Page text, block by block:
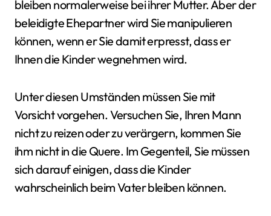
bleiben normalerweise bei ihrer Mutter. Aber der
beleidigte Ehepartner wird Sie manipulieren
können, wenn er Sie damit erpresst, dass er
Ihnen die Kinder wegnehmen wird.
Unter diesen Umständen müssen Sie mit
Vorsicht vorgehen. Versuchen Sie, Ihren Mann
nicht zu reizen oder zu verärgern, kommen Sie
ihm nicht in die Quere. Im Gegenteil, Sie müssen
sich darauf einigen, dass die Kinder
wahrscheinlich beim Vater bleiben können.